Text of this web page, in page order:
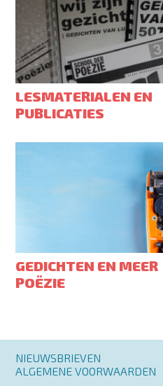
LESMATERIALEN EN
PUBLICATIES
GEDICHTEN EN MEER
POËZIE
Footer
menu
NIEUWSBRIEVEN
ALGEMENE VOORWAARDEN